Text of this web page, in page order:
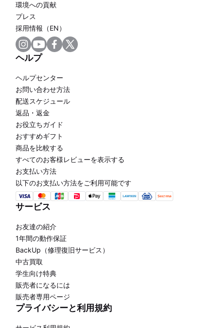
環境への貢献
プレス
採用情報（EN）
ヘルプ
ヘルプセンター
お問い合わせ方法
配送スケジュール
返品・返金
お役立ちガイド
おすすめギフト
商品を比較する
すべてのお客様レビューを表示する
お支払い方法
以下のお支払い方法をご利用可能です
サービス
お友達の紹介
1年間の動作保証
BackUp（修理復旧サービス）
中古買取
学生向け特典
販売者になるには
販売者専用ページ
プライバシーと利用規約